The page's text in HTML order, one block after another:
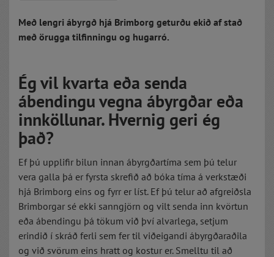
Með lengri ábyrgð hjá Brimborg geturðu ekið af stað
með örugga tilfinningu og hugarró.
Ég vil kvarta eða senda
ábendingu vegna ábyrgðar eða
innköllunar. Hvernig geri ég
það?
Ef þú upplifir bilun innan ábyrgðartíma sem þú telur
vera galla þá er fyrsta skrefið að bóka tíma á verkstæði
hjá Brimborg eins og fyrr er líst. Ef þú telur að afgreiðsla
Brimborgar sé ekki sanngjörn og vilt senda inn kvörtun
eða ábendingu þá tökum við því alvarlega, setjum
erindið í skráð ferli sem fer til viðeigandi ábyrgðaraðila
og við svörum eins hratt og kostur er. Smelltu til að